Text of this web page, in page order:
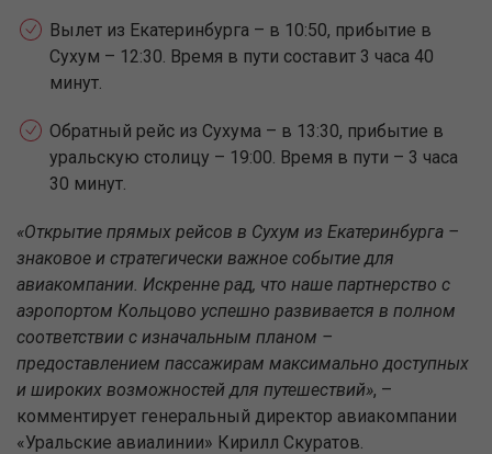
Вылет из Екатеринбурга – в 10:50, прибытие в
Сухум – 12:30. Время в пути составит 3 часа 40
минут.
Обратный рейс из Сухума – в 13:30, прибытие в
уральскую столицу – 19:00. Время в пути – 3 часа
30 минут.
«Открытие прямых рейсов в Сухум из Екатеринбурга –
знаковое и стратегически важное событие для
авиакомпании. Искренне рад, что наше партнерство с
аэропортом Кольцово успешно развивается в полном
соответствии с изначальным планом –
предоставлением пассажирам максимально доступных
и широких возможностей для путешествий», –
комментирует генеральный директор авиакомпании
«Уральские авиалинии» Кирилл Скуратов.